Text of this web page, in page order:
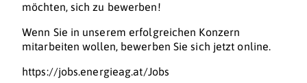
möchten, sich zu bewerben!
Wenn Sie in unserem erfolgreichen Konzern
mitarbeiten wollen, bewerben Sie sich jetzt online.
https://jobs.energieag.at/Jobs